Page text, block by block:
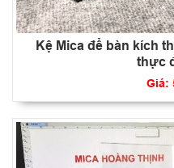
Kệ Mica để bàn kích
thực
Giá: